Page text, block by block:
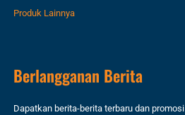
Produk Lainnya
Berlangganan Berita
Dapatkan berita-berita terbaru dan promosi